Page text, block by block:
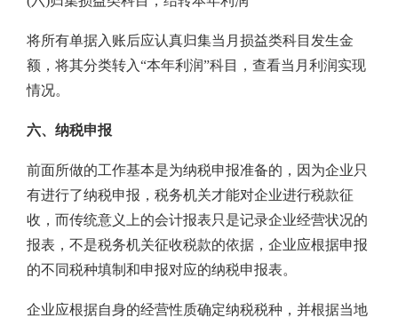
将所有单据入账后应认真归集当月损益类科目发生金
额，将其分类转入“本年利润”科目，查看当月利润实现
情况。
六、纳税申报
前面所做的工作基本是为纳税申报准备的，因为企业只
有进行了纳税申报，税务机关才能对企业进行税款征
收，而传统意义上的会计报表只是记录企业经营状况的
报表，不是税务机关征收税款的依据，企业应根据申报
的不同税种填制和申报对应的纳税申报表。
企业应根据自身的经营性质确定纳税税种，并根据当地